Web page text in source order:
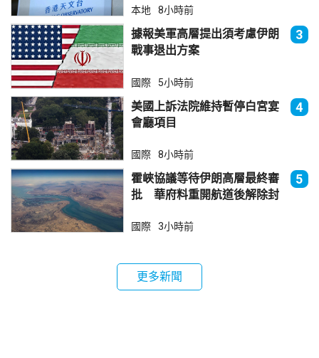
本地 8小時前
據報美軍高層提出須考慮伊朗
戰事退出方案
3
國際 5小時前
美國上訴法院維持暫停白宮宴
會廳項目
4
國際 8小時前
霍峽協議等待伊朗高層最終審
批 華府料重開航道後解除封
5
國際 3小時前
更多新聞